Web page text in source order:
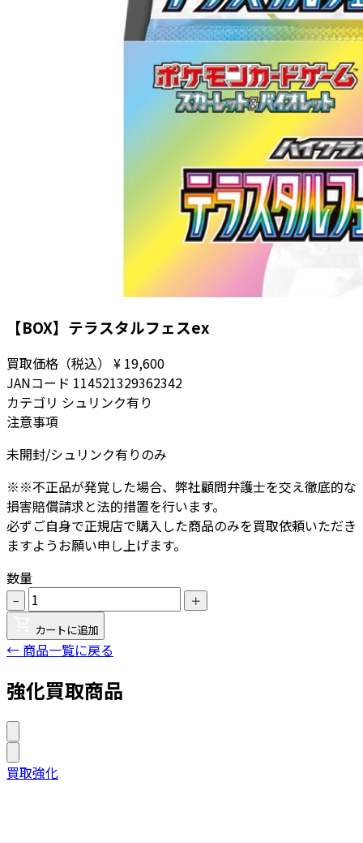
【BOX】テラスタルフェスex
買取価格（税込）
¥ 19,600
JANコード 114521329362342
カテゴリ シュリンク有り
注意事項
未開封/シュリンク有りのみ
※※不正品が発覚した場合、弊社顧問弁護士を交え徹底的な
損害賠償請求と法的措置を行います。
必ずご自身で正規店で購入した商品のみを買取依頼いただき
ますようお願い申し上げます。
数量
−
＋
カートに追加
← 商品一覧に戻る
強化買取商品
買取強化